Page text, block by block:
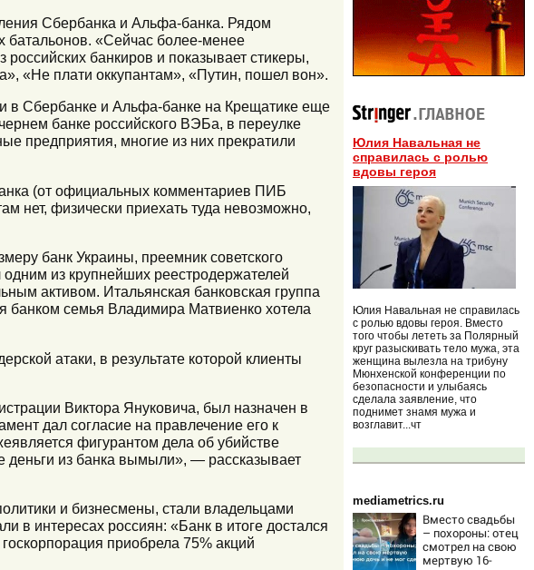
Сбербанка и Альфа-банка. Рядом
батальонов. «Сейчас более-менее
банкиров и показывает стикеры,
«Не плати оккупантам», «Путин, пошел вон».
в Сбербанке и Альфа-банке на Крещатике еще
банке российского ВЭБа, в переулке
предприятия, многие из них прекратили
(от официальных комментариев ПИБ
нет, физически приехать туда невозможно,
банк Украины, преемник советского
из крупнейших реестродержателей
активом. Итальянская банковская группа
банком семья Владимира Матвиенко хотела
атаки, в результате которой клиенты
Виктора Януковича, был назначен в
дал согласие на правлечение его к
фигурантом дела об убийстве
деньги из банка вымыли», — рассказывает
и бизнесмены, стали владельцами
в интересах россиян: «Банк в итоге достался
приобрела 75% акций
Юлия Навальная не
справилась с ролью
вдовы героя
Юлия Навальная не справилась
с ролью вдовы героя. Вместо
того чтобы лететь за Полярный
круг разыскивать тело мужа, эта
женщина вылезла на трибуну
Мюнхенской конференции по
безопасности и улыбаясь
сделала заявление, что
поднимет знамя мужа и
возглавит...чт
mediametrics.ru
Вместо свадьбы
– похороны: отец
смотрел на свою
мертвую 16-